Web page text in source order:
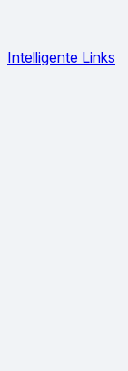
Intelligente Links